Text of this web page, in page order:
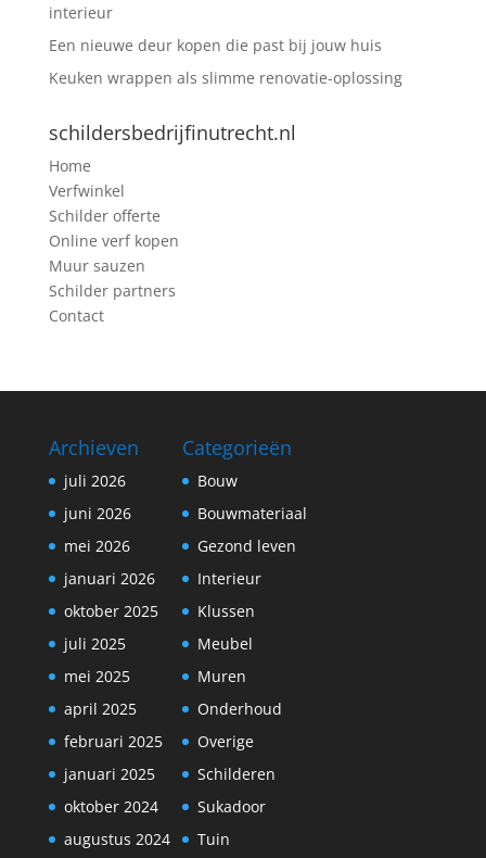
interieur
Een nieuwe deur kopen die past bij jouw huis
Keuken wrappen als slimme renovatie-oplossing
schildersbedrijfinutrecht.nl
Home
Verfwinkel
Schilder offerte
Online verf kopen
Muur sauzen
Schilder partners
Contact
Archieven
juli 2026
juni 2026
mei 2026
januari 2026
oktober 2025
juli 2025
mei 2025
april 2025
februari 2025
januari 2025
oktober 2024
augustus 2024
Categorieën
Bouw
Bouwmateriaal
Gezond leven
Interieur
Klussen
Meubel
Muren
Onderhoud
Overige
Schilderen
Sukadoor
Tuin